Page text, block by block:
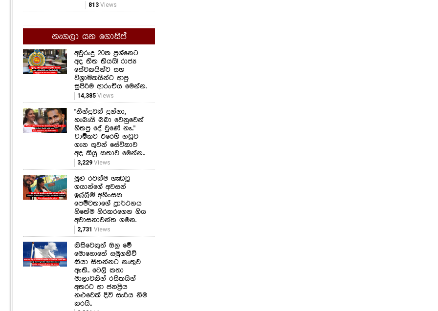
813Views
නැගලා යන ගොසිප්
අවුරුදු 20ක ප්‍රශ්නෙට
අද තිත තියයි! රාජ්‍ය
සේවකයින්ට සහ
විශ්‍රාමිකයින්ට ආපු
සුපිරිම ආරංචිය මෙන්න.
14,385 Views
"තීන්දුවක් දුන්නා,
හැබැයි බබා වෙනුවෙන්
හිතපු දේ වුණේ නෑ.."
චාමිකට එරෙහි නඩුව
ගැන ගුවන් සේවිකාව
අද කියූ කතාව මෙන්න..
3,229 Views
මුළු රටක්ම හැඬවූ
ගයාන්ගේ අවසන්
ඉල්ලීම! අහිංසක
පෙම්වතාගේ ප්‍රාර්ථනය
හිතේම හිරකරගෙන ගිය
අවාසනාවන්ත ගමන.
2,731 Views
කිසිවෙකුත් ඔහු මේ
මොහොතේ සමුගනීවි
කියා සිතන්නට නැතුව
ඇති.. ටෙලි කතා
මාලාවකින් රසිකයින්
අතරට ආ ජනප්‍රිය
නළුවෙක් දිවි සැරිය නිම
කරයි..